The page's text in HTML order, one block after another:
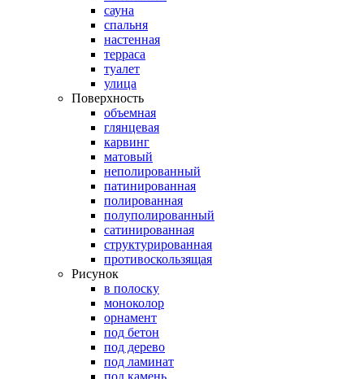
сауна
спальня
настенная
терраса
туалет
улица
Поверхность
объемная
глянцевая
карвинг
матовый
неполированный
патинированная
полированная
полуполированный
сатинированная
структурированная
противоскользящая
Рисунок
в полоску
моноколор
орнамент
под бетон
под дерево
под ламинат
под камень